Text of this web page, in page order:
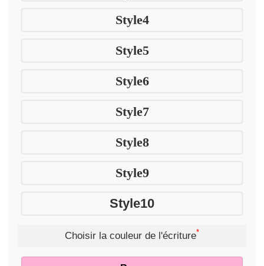
Style4
Style5
Style6
Style7
Style8
Style9
Style10
Choisir la couleur de l'écriture*